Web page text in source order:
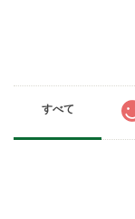
すべて